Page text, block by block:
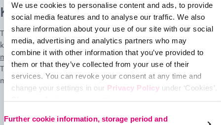
We use cookies to personalise content and ads, to provide
social media features and to analyse our traffic. We also
share information about your use of our site with our social
media, advertising and analytics partners who may
combine it with other information that you’ve provided to
them or that they’ve collected from your use of their
services. You can revoke your consent at any time and
change your settings in our Privacy Policy under ‘Cookies’.
Further cookie information, storage period and
Kompressionsstrümpfe von medi
Thrombosen treten in der Regel einseitig auf. Die Symptome
können gering Bei der Nachbehandlung einer Liposuktion sind
medizinische Kompressionsstrümpfe ein wichtiger Teil der
Therapie. Dafür kommen beispielsweise folgende Produkte von
medi in Frage: